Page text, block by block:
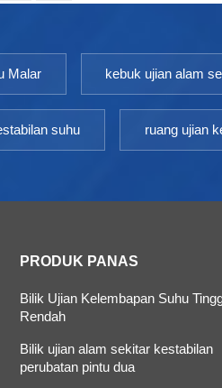
Malar kebuk ujian alam
suhu ruang ujian
PRODUK PANAS
Bilik Ujian Kelembapan Suhu
Rendah
Bilik ujian alam sekitar kestabilan
perubatan pintu dua